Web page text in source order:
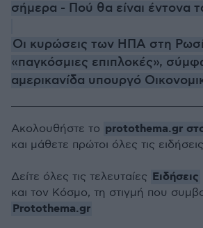
σήμερα - Πού θα είναι έντονα
Οι κυρώσεις των ΗΠΑ στη
«παγκόσμιες επιπλοκές»,
αμερικανίδα υπουργό
Ακολουθήστε το protothema.gr
και μάθετε πρώτοι όλες τις ειδήσεις
Δείτε όλες τις τελευταίες Ειδήσεις
και τον Κόσμο, τη στιγμή που
Protothema.gr